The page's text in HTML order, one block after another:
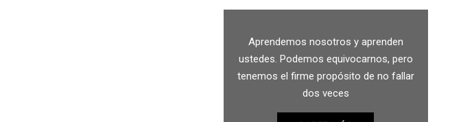
Aprendemos nosotros y aprenden
ustedes. Podemos equivocarnos, pero
tenemos el firme propósito de no fallar
dos veces